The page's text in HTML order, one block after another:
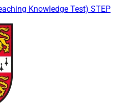
Knowledge Test) STEP